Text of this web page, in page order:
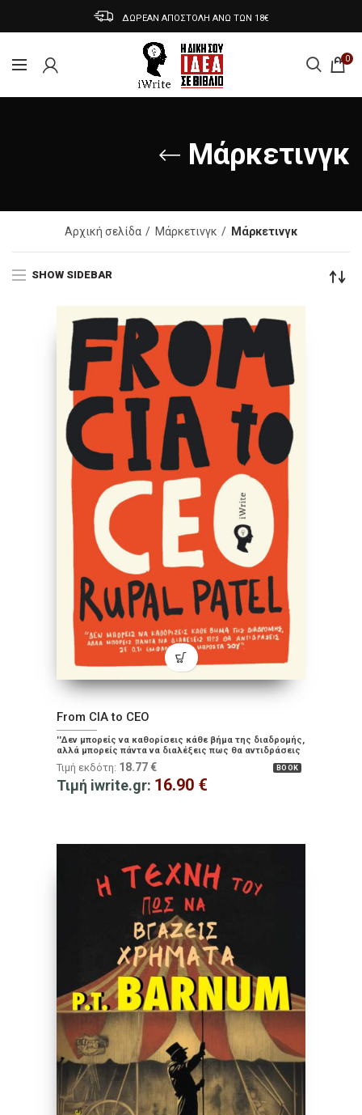
ΔΩΡΕΑΝ ΑΠΟΣΤΟΛΗ ΑΝΩ ΤΩΝ 18€
0
Μάρκετινγκ
Αρχική σελίδα Μάρκετινγκ Μάρκετινγκ
SHOW SIDEBAR
From CIA to CEO
''Δεν μπορείς να καθορίσεις κάθε βήμα της διαδρομής,
αλλά μπορείς πάντα να διαλέξεις πως θα αντιδράσεις
σε ο,τι εμφανίζεται μπροστά σου''.
BOOK
Τιμή εκδότη: 18.77 €
Τιμή iwrite.gr: 16.90 €